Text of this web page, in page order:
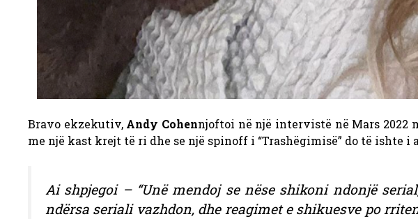
Bravo ekzekutiv, Andy Cohennjoftoi në një intervistë në Mars 2022
me një kast krejt të ri dhe se një spinoff i “Trashëgimisë” do të ishte i
Ai shpjegoi – “Unë mendoj se nëse shikoni ndonjë
ndërsa seriali vazhdon, dhe reagimet e shikuesve po